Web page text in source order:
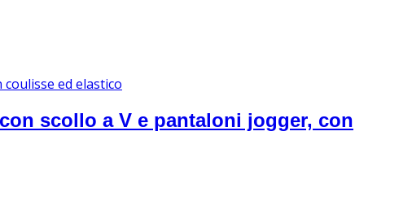
scollo a V e pantaloni jogger, con